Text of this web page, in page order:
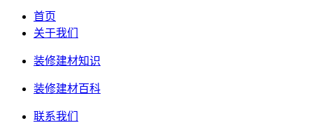
首页
关于我们
装修建材知识
装修建材百科
联系我们